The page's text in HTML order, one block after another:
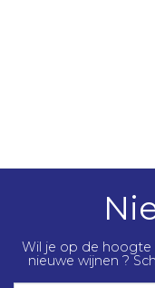
Wil je op de hoogte
nieuwe wijnen ?